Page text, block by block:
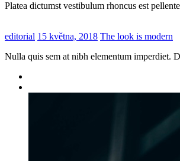
Platea dictumst vestibulum rhoncus est
editorial 15 května, 2018 The look is modern
Nulla quis sem at nibh elementum imperdiet.